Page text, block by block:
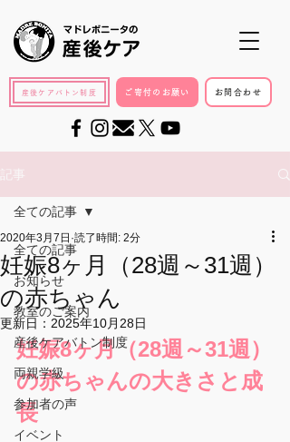
産後ケアバトン制度 ご寄付のお願い お問合わせ
記事
全ての記事
お知らせ
教室のご案内
産後ケアバトン制度
両親学級
参加者の声
イベント
全ての記事
妊娠8ヶ月（28週～31週）
の赤ちゃん
2020年3月7日 読了時間: 2分
更新日： 2025年10月28日
妊娠8ヶ月（28週～31週）
の赤ちゃんの大きさと成
長